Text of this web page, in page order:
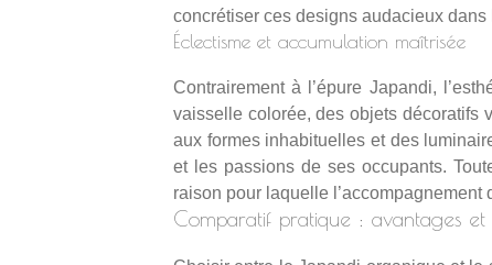
concrétiser ces designs audacieux dans
Éclectisme et accumulation maîtrisée
Contrairement à l’épure Japandi,
vaisselle colorée, des objets décoratifs
aux formes inhabituelles et des
et les passions de ses occupants.
raison pour laquelle l’accompagnement
Comparatif pratique : avantages